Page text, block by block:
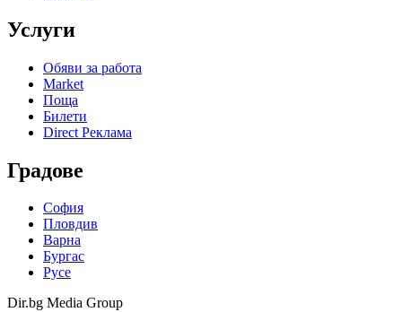
Услуги
Обяви за работа
Market
Поща
Билети
Direct Реклама
Градове
София
Пловдив
Варна
Бургас
Русе
Dir.bg Media Group